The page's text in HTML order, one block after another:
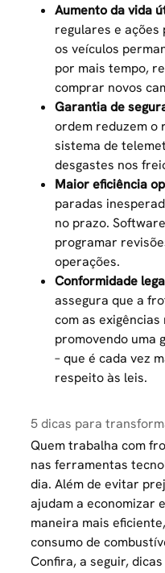
Aumento da vida
regulares e
os veículos
por mais tempo,
comprar novos
Garantia de
ordem reduzem o
sistema de
desgastes nos
Maior eficiência
paradas
no prazo.
programar
operações.
Conformidade
assegura que a
com as
promovendo uma
– que é cada vez
respeito às leis.
5 dicas para
Quem trabalha com
nas ferramentas
dia. Além de evitar
ajudam a economizar
maneira mais
consumo de
Confira, a seguir,